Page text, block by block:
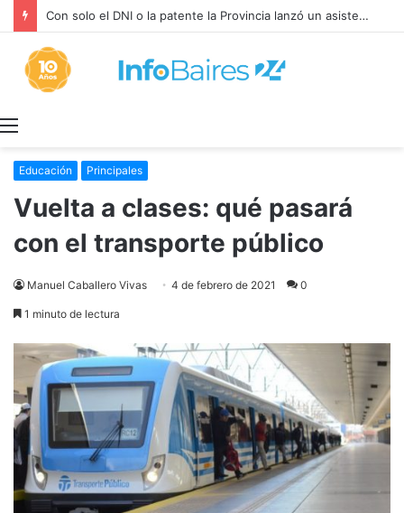
Con solo el DNI o la patente la Provincia lanzó un asistente virtual para consultar infracciones en segundos
Educación Principales
Vuelta a clases: qué pasará
con el transporte público
Manuel Caballero Vivas 4 de febrero de 2021 0
1 minuto de lectura